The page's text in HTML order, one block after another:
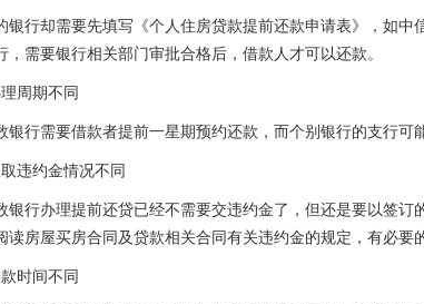
银行却需要先填写《个人住房贷款提前还款申请表》，如中
，需要银行相关部门审批合格后，借款人才可以还款。
周期不同
银行需要借款者提前一星期预约还款，而个别银行的支行可
违约金情况不同
银行办理提前还贷已经不需要交违约金了，但还是要以签订
读房屋买房合同及贷款相关合同有关违约金的规定，有必要
时间不同